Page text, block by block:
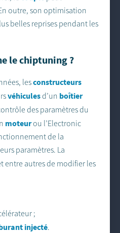
outre, son optimisation
belles reprises pendant les
le chiptuning ?
lesconstructeurs
véhiculesd’un boîtier
des paramètres du
moteurou l’Electronic
de la
paramètres. La
entre autres de modifier les
;
injecté.